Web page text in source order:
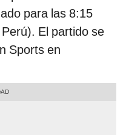
para las 8:15
El partido se
Sports en